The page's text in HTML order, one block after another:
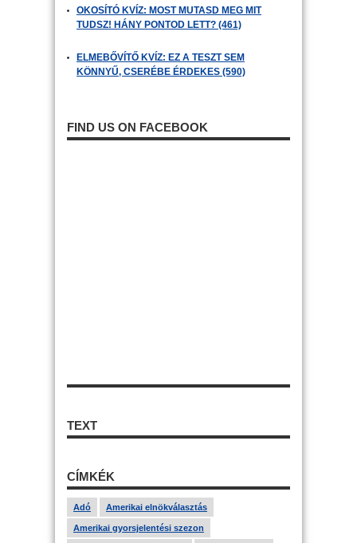
OKOSÍTÓ KVÍZ: MOST MUTASD MEG MIT
TUDSZ! HÁNY PONTOD LETT? (461)
ELMEBŐVÍTŐ KVÍZ: EZ A TESZT SEM
KÖNNYŰ, CSERÉBE ÉRDEKES (590)
FIND US ON FACEBOOK
TEXT
CÍMKÉK
Adó Amerikai elnökválasztás
Amerikai gyorsjelentési szezon